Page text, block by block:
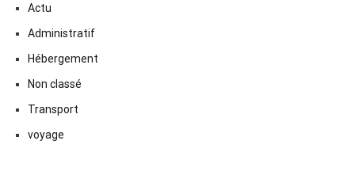
Actu
Administratif
Hébergement
Non classé
Transport
voyage